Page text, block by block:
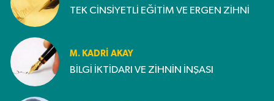
TEK CİNSİYETLİ EĞİTİM VE ERGEN ZİHNİ
M. KADRI AKAY
BİLGİ İKTİDARI VE ZİHNİN İNŞASI